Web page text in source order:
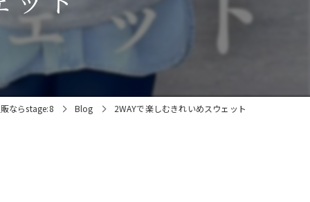
ファッション
きれいめカジュアル
小物
ならstage:8 Blog 2WAYで楽しむきれいめスウェット